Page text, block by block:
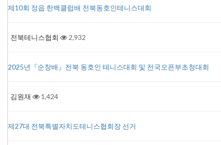
제10회 정읍 한백클럽배 전북동호인테니스대회
전북테니스협회 2,932
2025년『순창배』전북 동호인 테니스대회 및 전국오픈부초청대회
김원재 1,424
제27대 전북특별자치도테니스협회장 선거